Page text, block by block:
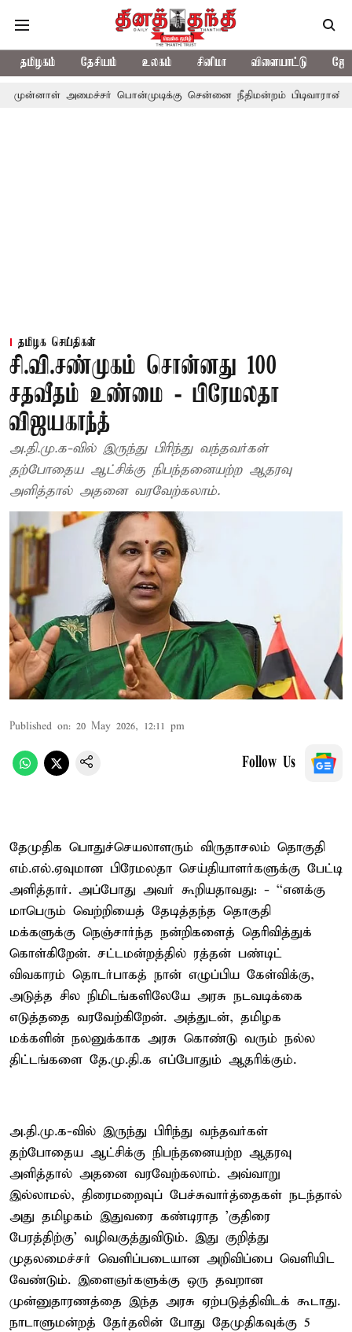
தமிழகம் தேசியம் உலகம் சினிமா விளையாட்டு
பொன்முடிக்கு சென்னை நீதிமன்றம் பிடிவாராண்ட்
தமிழக செய்திகள்
சி.வி.சண்முகம் சொன்னது 100
சதவீதம் உண்மை - பிரேமலதா
விஜயகாந்த்
அ.தி.மு.க-வில் இருந்து பிரிந்து வந்தவர்கள்
தற்போதைய ஆட்சிக்கு நிபந்தனையற்ற ஆதரவு
அளித்தால் அதனை வரவேற்கலாம்.
Published on: 20 May 2026, 12:11 pm
Follow Us
தேமுதிக பொதுச்செயலாளரும் விருதாசலம் தொகுதி
எம்.எல்.ஏவுமான பிரேமலதா செய்தியாளர்களுக்கு பேட்டி
அளித்தார். அப்போது அவர் கூறியதாவது: - ``எனக்கு
மாபெரும் வெற்றியைத் தேடித்தந்த தொகுதி
மக்களுக்கு நெஞ்சார்ந்த நன்றிகளைத் தெரிவித்துக்
கொள்கிறேன். சட்டமன்றத்தில் ரத்தன் பண்டிட்
விவகாரம் தொடர்பாகத் நான் எழுப்பிய கேள்விக்கு,
அடுத்த சில நிமிடங்களிலேயே அரசு நடவடிக்கை
எடுத்ததை வரவேற்கிறேன். அத்துடன், தமிழக
மக்களின் நலனுக்காக அரசு கொண்டு வரும் நல்ல
திட்டங்களை தே.மு.தி.க எப்போதும் ஆதரிக்கும்.
அ.தி.மு.க-வில் இருந்து பிரிந்து வந்தவர்கள்
தற்போதைய ஆட்சிக்கு நிபந்தனையற்ற ஆதரவு
அளித்தால் அதனை வரவேற்கலாம். அவ்வாறு
இல்லாமல், திரைமறைவுப் பேச்சுவார்த்தைகள் நடந்தால்
அது தமிழகம் இதுவரை கண்டிராத 'குதிரை
பேரத்திற்கு' வழிவகுத்துவிடும். இது குறித்து
முதலமைச்சர் வெளிப்படையான அறிவிப்பை வெளியிட
வேண்டும். இளைஞர்களுக்கு ஒரு தவறான
முன்னுதாரணத்தை இந்த அரசு ஏற்படுத்திவிடக் கூடாது.
நாடாளுமன்றத் தேர்தலின் போது தேமுதிகவுக்கு 5